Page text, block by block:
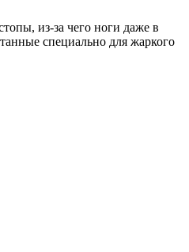
из-за чего ноги даже в
специально для жаркого